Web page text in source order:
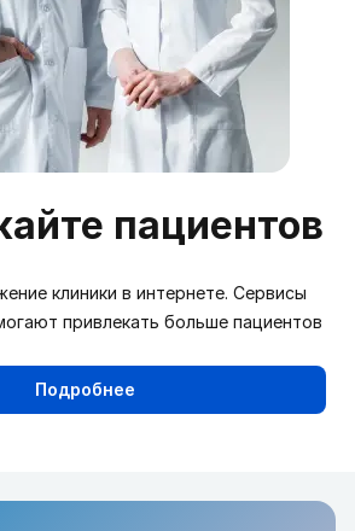
пациентов
клиники в интернете. Сервисы
привлекать больше пациентов
Подробнее